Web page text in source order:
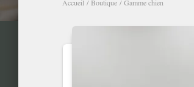
Accueil / Boutique / Gamme chien